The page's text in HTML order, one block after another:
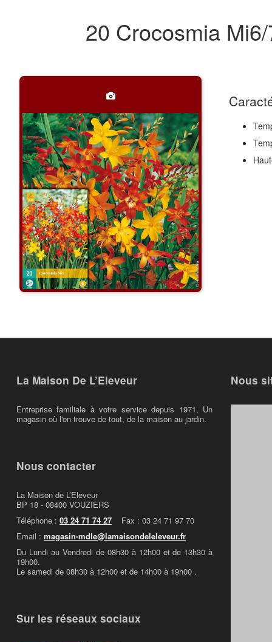
20 Crocosmia
La Maison De L’Eleveur
Entreprise familiale à votre service depuis 1971, Un
magasin où l'on trouve de tout, de la maison au jardin.
Nous contacter
La Maison de L’Eleveur
BP 18 - 08400 VOUZIERS
Téléphone : 03 24 71 74 27 Fax : 03 24 71 97 70
Email : magasin-mdle@lamaisondeleleveur.fr
Du Lundi au Vendredi de 08h30 à 12h00 et de 13h30 à
19h00.
Le samedi de 08h30 à 12h00 et de 14h00 à 19h00 .
Sur les réseaux sociaux
Nous